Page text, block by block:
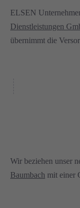
ELSEN
Dienstleistungen
übernimmt die
Wir beziehen unser
Baumbach mit einer